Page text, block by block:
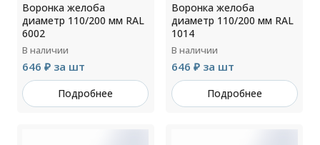
Воронка желоба
диаметр 110/200 мм RAL
6002
В наличии
646 ₽ за шт
Подробнее
Воронка желоба
диаметр 110/200 мм RAL
1014
В наличии
646 ₽ за шт
Подробнее